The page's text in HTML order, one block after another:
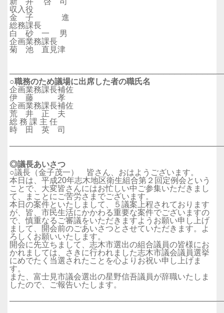
収入役
金 子 進
総務課長
白 砂 一 男
企画業務課長
菊 池 直見津
○職務のため議場に出席した者の職氏名
企画業務課長補佐
伊 藤 孝
企画業務課長補佐
荒 井 正 夫
総 務 課 主 任
時 田 英 司
◎議長あいさつ
○議長（金子茂一） 皆さん、おはようございます。
本日は、平成20年志木地区衛生組合第２回定例会という
ことで、大変皆さんにはお忙しい中ご参集いただきまし
て、まことにご苦労さまでございます。
本日の案件といたしまして、５議案上程されております
が、皆、市民生活にかかわる重要な案件でございますの
で、慎重なるご審議をいただきますようお願い申し上げ
まして、開会前のごあいさつとさせていただきます。よ
ろしくお願いいたします。
開会に先立ちまして、志木市選出の組合議員の皆様にお
かれましては、さきに行われました志木市議会議員選挙
にめでたく当選されたことを心よりお祝い申し上げま
す。
また、富士見市議会選出の星野信吾議員が辞職いたしま
したので、ご報告いたします。